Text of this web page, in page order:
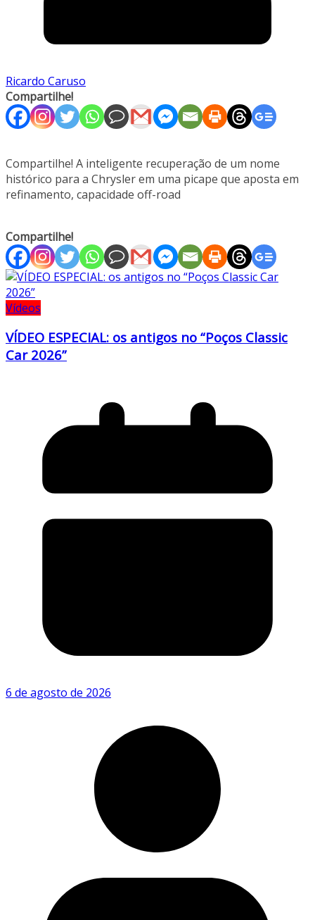
Ricardo Caruso
Compartilhe!
Compartilhe! A inteligente recuperação de um nome
histórico para a Chrysler em uma picape que aposta em
refinamento, capacidade off-road
Compartilhe!
Vídeos
VÍDEO ESPECIAL: os antigos no “Poços Classic
Car 2026”
6 de agosto de 2026